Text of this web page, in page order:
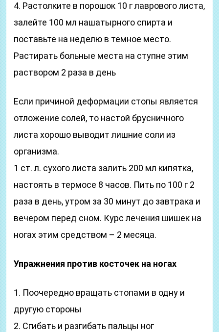
4. Растолките в порошок 10 г лаврового листа,
залейте 100 мл нашатырного спирта и
поставьте на неделю в темное место.
Растирать больные места на ступне этим
раствором 2 раза в день
Если причиной деформации стопы является
отложение солей, то настой брусничного
листа хорошо выводит лишние соли из
организма.
1 ст. л. сухого листа залить 200 мл кипятка,
настоять в термосе 8 часов. Пить по 100 г 2
раза в день, утром за 30 минут до завтрака и
вечером перед сном. Курс лечения шишек на
ногах этим средством – 2 месяца.
Упражнения против косточек на ногах
1. Поочередно вращать стопами в одну и
другую стороны
2. Сгибать и разгибать пальцы ног